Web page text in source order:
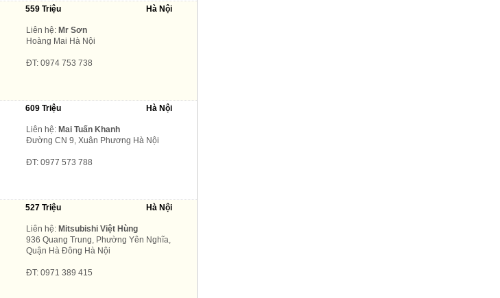
559 Triệu Hà Nội
Liên hệ: Mr Sơn
Hoàng Mai Hà Nội
ĐT: 0974 753 738
609 Triệu Hà Nội
Liên hệ: Mai Tuấn Khanh
Đường CN 9, Xuân Phương Hà Nội
ĐT: 0977 573 788
527 Triệu Hà Nội
Liên hệ: Mitsubishi Việt Hùng
936 Quang Trung, Phường Yên Nghĩa,
Quận Hà Đông Hà Nội
ĐT: 0971 389 415